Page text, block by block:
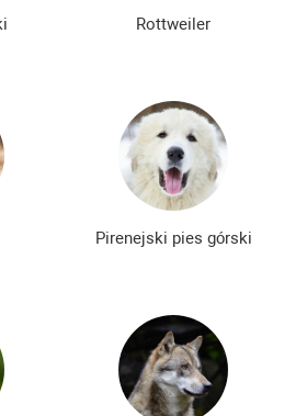
Rottweiler
Pirenejski pies górski